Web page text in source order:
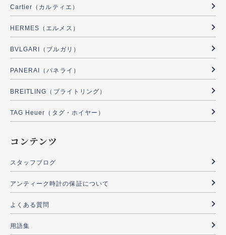
Cartier（カルティエ）
HERMES（エルメス）
BVLGARI（ブルガリ）
PANERAI（パネライ）
BREITLING（ブライトリング）
TAG Heuer（タグ・ホイヤー）
コンテンツ
スタッフブログ
アンティーク時計の保証について
よくある質問
用語集